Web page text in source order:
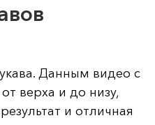
Данным видео с
верха и до низу,
и отличная